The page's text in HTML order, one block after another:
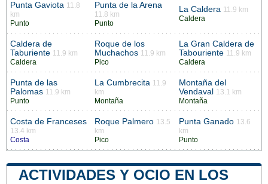
Punta Gaviota 11.8
km
Punto
Punta de la Arena
11.8 km
Punto
La Caldera 11.9 km
Caldera
Caldera de
Taburiente 11.9 km
Caldera
Roque de los
Muchachos 11.9 km
Pico
La Gran Caldera de
Tabouriente 11.9 km
Caldera
Punta de las
Palomas 11.9 km
Punto
La Cumbrecita 11.9
km
Montaña
Montaña del
Vendaval
13.1 km
Montaña
Costa de Franceses
13.4 km
Costa
Roque Palmero 13.5
km
Pico
Punta Ganado 13.6
km
Punto
ACTIVIDADES Y OCIO EN LOS